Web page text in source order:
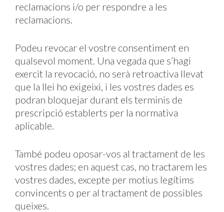
reclamacions i/o per respondre a les
reclamacions.
Podeu revocar el vostre consentiment en
qualsevol moment. Una vegada que s’hagi
exercit la revocació, no serà retroactiva llevat
que la llei ho exigeixi, i les vostres dades es
podran bloquejar durant els terminis de
prescripció establerts per la normativa
aplicable.
També podeu oposar-vos al tractament de les
vostres dades; en aquest cas, no tractarem les
vostres dades, excepte per motius legítims
convincents o per al tractament de possibles
queixes.